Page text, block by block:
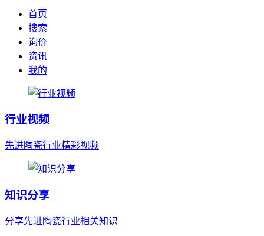
首页
搜索
询价
资讯
我的
行业视频
先进陶瓷行业精彩视频
知识分享
分享先进陶瓷行业相关知识